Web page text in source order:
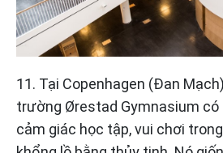
11. Tại Copenhagen (Đan
trường Ørestad Gymnasium có
cảm giác học tập, vui chơi